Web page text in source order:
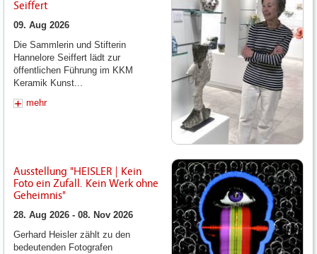
Seiffert
09. Aug 2026
Die Sammlerin und Stifterin
Hannelore Seiffert lädt zur
öffentlichen Führung im KKM
Keramik Kunst...
mehr
Ausstellung "HEISLER | Kein
Foto ein Zufall. Kein Werk ohne
Geheimnis"
28. Aug 2026 - 08. Nov 2026
Gerhard Heisler zählt zu den
bedeutenden Fotografen